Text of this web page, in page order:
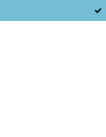
direct